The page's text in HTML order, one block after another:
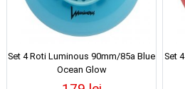
Set 4 Roti Luminous 90mm/85a Blue
Ocean Glow
Set